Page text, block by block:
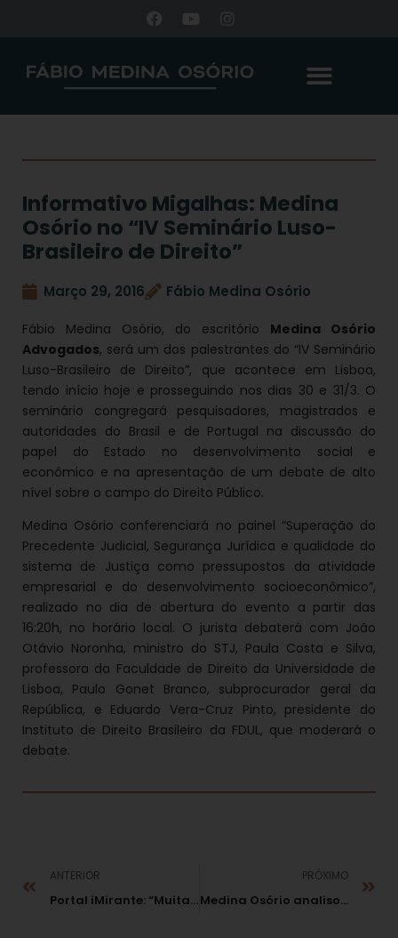
Informativo Migalhas: Medina
Osório no “IV Seminário Luso-
Brasileiro de Direito”
Março 29, 2016 Fábio Medina Osório
Fábio Medina Osório, do escritório Medina Osório
Advogados, será um dos palestrantes do “IV Seminário
Luso-Brasileiro de Direito”, que acontece em Lisboa,
tendo início hoje e prosseguindo nos dias 30 e 31/3. O
seminário congregará pesquisadores, magistrados e
autoridades do Brasil e de Portugal na discussão do
papel do Estado no desenvolvimento social e
econômico e na apresentação de um debate de alto
nível sobre o campo do Direito Público.
Medina Osório conferenciará no painel “Superação do
Precedente Judicial, Segurança Jurídica e qualidade do
sistema de Justiça como pressupostos da atividade
empresarial e do desenvolvimento socioeconômico”,
realizado no dia de abertura do evento a partir das
16:20h, no horário local. O jurista debaterá com João
Otávio Noronha, ministro do STJ, Paula Costa e Silva,
professora da Faculdade de Direito da Universidade de
Lisboa, Paulo Gonet Branco, subprocurador geral da
República, e Eduardo Vera-Cruz Pinto, presidente do
Instituto de Direito Brasileiro da FDUL, que moderará o
debate.
ANTERIOR
Portal iMirante: “Muitas empresas serão dissolvidas ou sofrerão pesadas multas”, diz advogado
PRÓXIMO
Medina Osório analisou interações entre o Direito e a Economia durante o IV Seminário Luso-Brasileiro de Direito